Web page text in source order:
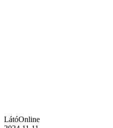
LátóOnline